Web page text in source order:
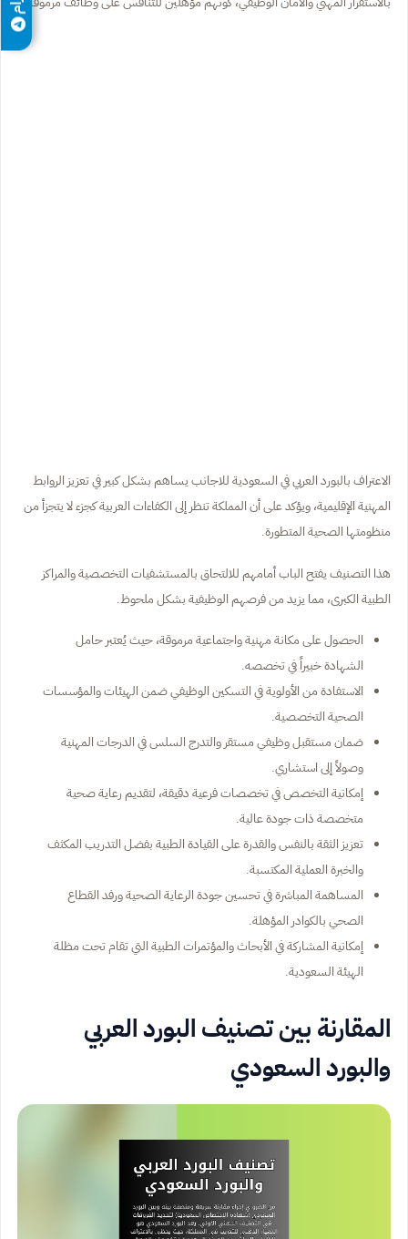
الاعتراف بالبورد العربي في السعودية للاجانب يساهم بشكل كبير في تعزيز الروابط
المهنية الإقليمية، ويؤكد على أن المملكة تنظر إلى الكفاءات العربية كجزء لا يتجزأ من
منظومتها الصحية المتطورة.
هذا التصنيف يفتح الباب أمامهم للالتحاق بالمستشفيات التخصصية والمراكز
الطبية الكبرى، مما يزيد من فرصهم الوظيفية بشكل ملحوظ.
الحصول على مكانة مهنية واجتماعية مرموقة، حيث يُعتبر حامل
الشهادة خبيراً في تخصصه.
الاستفادة من الأولوية في التسكين الوظيفي ضمن الهيئات والمؤسسات
الصحية التخصصية.
ضمان مستقبل وظيفي مستقر والتدرج السلس في الدرجات المهنية
وصولاً إلى استشاري.
إمكانية التخصص في تخصصات فرعية دقيقة، لتقديم رعاية صحية
متخصصة ذات جودة عالية.
تعزيز الثقة بالنفس والقدرة على القيادة الطبية بفضل التدريب المكثف
والخبرة العملية المكتسبة.
المساهمة المباشرة في تحسين جودة الرعاية الصحية ورفد القطاع
الصحي بالكوادر المؤهلة.
إمكانية المشاركة في الأبحاث والمؤتمرات الطبية التي تقام تحت مظلة
الهيئة السعودية.
المقارنة بين تصنيف البورد العربي
والبورد السعودي